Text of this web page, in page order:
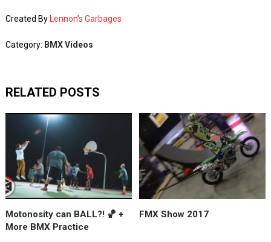
Created By Lennon’s Garbages
Category: BMX Videos
RELATED POSTS
Motonosity can BALL?! 🏀 +
More BMX Practice
FMX Show 2017